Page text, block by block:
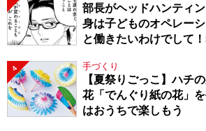
部長がヘッドハンティ
身は子どものオペレー
と働きたいわけでして
4 手づくり
【夏祭りごっこ】ハチ
花「でんぐり紙の花」
はおうちで楽しもう